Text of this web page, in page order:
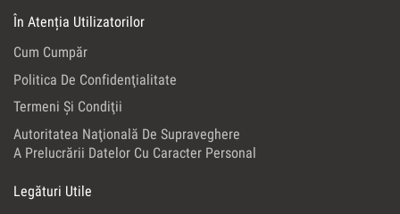
În Atenția Utilizatorilor
Cum Cumpăr
Politica De Confidenţialitate
Termeni Şi Condiţii
Autoritatea Naţională De Supraveghere
A Prelucrării Datelor Cu Caracter Personal
Legături Utile